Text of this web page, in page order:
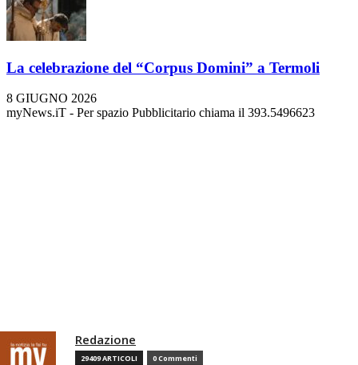
La celebrazione del “Corpus Domini” a Termoli
8 GIUGNO 2026
myNews.iT - Per spazio Pubblicitario chiama il 393.5496623
Redazione
29409 ARTICOLI 0 Commenti